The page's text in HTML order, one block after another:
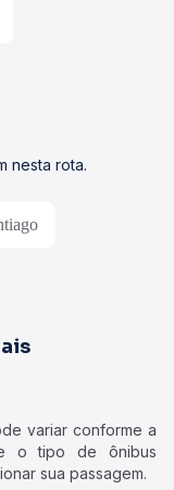
nesta rota.
variar conforme a
o tipo de ônibus
sua passagem.